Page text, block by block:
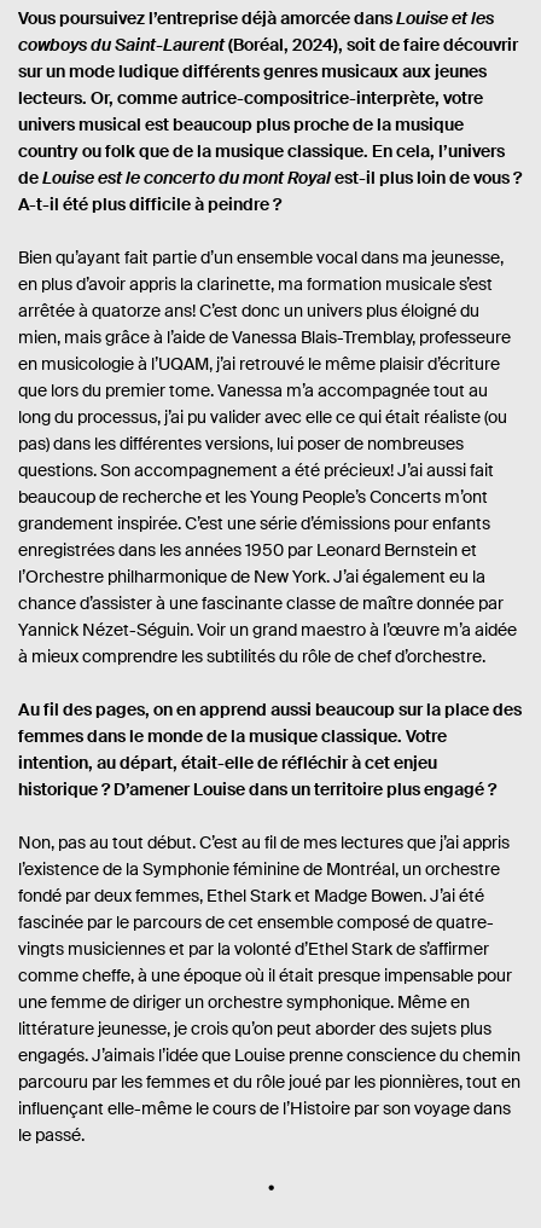
l
i
v
r
e
:
.
e
.
s
n
i
b
é
r
e
d
e
g
e
s
Vous poursuivez l’entreprise déjà amorcée dansLouise et les
cowboys du Saint-Laurent(Boréal, 2024), soit de faire découvrir
sur un mode ludique différents genres musicaux aux jeunes
lecteurs. Or, comme autrice-compositrice-interprète, votre
univers musical est beaucoup plus proche de la musique
country ou folk que de la musique classique. En cela, l’univers
deLouise est le concerto du mont Royalest-il plus loin de vous ?
A-t-il été plus difficile à peindre ?
Bien qu’ayant fait partie d’un ensemble vocal dans ma jeunesse,
en plus d’avoir appris la clarinette, ma formation musicale s’est
arrêtée à quatorze ans! C’est donc un univers plus éloigné du
mien, mais grâce à l’aide de Vanessa Blais-Tremblay, professeure
en musicologie à l’UQAM, j’ai retrouvé le même plaisir d’écriture
que lors du premier tome. Vanessa m’a accompagnée tout au
long du processus, j’ai pu valider avec elle ce qui était réaliste (ou
pas) dans les différentes versions, lui poser de nombreuses
questions. Son accompagnement a été précieux! J’ai aussi fait
beaucoup de recherche et les Young People’s Concerts m’ont
grandement inspirée. C’est une série d’émissions pour enfants
enregistrées dans les années 1950 par Leonard Bernstein et
l’Orchestre philharmonique de New York. J’ai également eu la
chance d’assister à une fascinante classe de maître donnée par
Yannick Nézet-Séguin. Voir un grand maestro à l’œuvre m’a aidée
à mieux comprendre les subtilités du rôle de chef d’orchestre.
Au fil des pages, on en apprend aussi beaucoup sur la place des
femmes dans le monde de la musique classique. Votre
intention, au départ, était-elle de réfléchir à cet enjeu
historique ? D’amener Louise dans un territoire plus engagé ?
Non, pas au tout début. C’est au fil de mes lectures que j’ai appris
l’existence de la Symphonie féminine de Montréal, un orchestre
fondé par deux femmes, Ethel Stark et Madge Bowen. J’ai été
fascinée par le parcours de cet ensemble composé de quatre-
vingts musiciennes et par la volonté d’Ethel Stark de s’affirmer
comme cheffe, à une époque où il était presque impensable pour
une femme de diriger un orchestre symphonique. Même en
littérature jeunesse, je crois qu’on peut aborder des sujets plus
engagés. J’aimais l’idée que Louise prenne conscience du chemin
parcouru par les femmes et du rôle joué par les pionnières, tout en
influençant elle-même le cours de l’Histoire par son voyage dans
le passé.